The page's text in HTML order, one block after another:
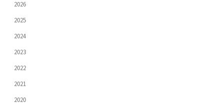
2026
2025
2024
2023
2022
2021
2020